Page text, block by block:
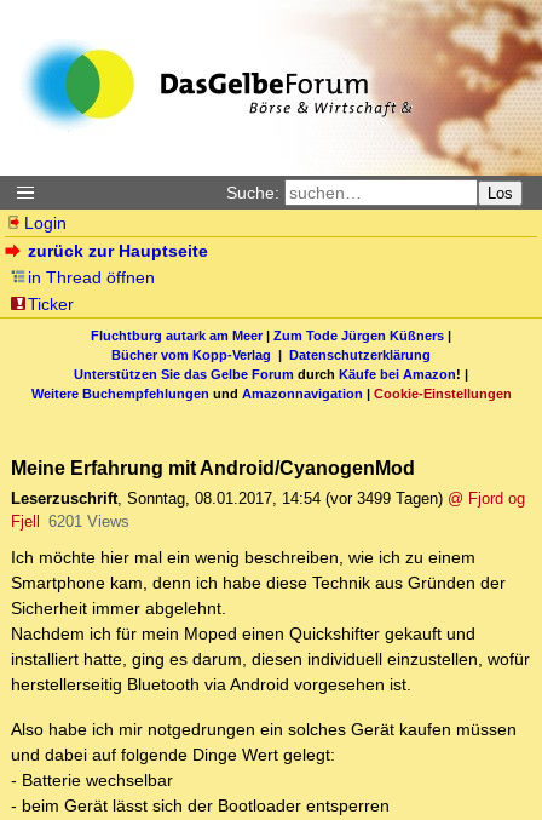
Suche: Los
Login
zurück zur Hauptseite
in Thread öffnen
Ticker
Fluchtburg autark am Meer| Zum Tode Jürgen Küßners |
Bücher vom Kopp-Verlag | Datenschutzerklärung
Unterstützen Sie das Gelbe Forum durch Käufe bei Amazon! |
Weitere Buchempfehlungen und Amazonnavigation | Cookie-Einstellungen
Meine Erfahrung mit Android/CyanogenMod
Leserzuschrift, Sonntag, 08.01.2017, 14:54 (vor 3499 Tagen) @ Fjord og
Fjell
6201 Views
Ich möchte hier mal ein wenig beschreiben, wie ich zu einem
Smartphone kam, denn ich habe diese Technik aus Gründen der
Sicherheit immer abgelehnt.
Nachdem ich für mein Moped einen Quickshifter gekauft und
installiert hatte, ging es darum, diesen individuell einzustellen, wofür
herstellerseitig Bluetooth via Android vorgesehen ist.
Also habe ich mir notgedrungen ein solches Gerät kaufen müssen
und dabei auf folgende Dinge Wert gelegt:
- Batterie wechselbar
- beim Gerät lässt sich der Bootloader entsperren